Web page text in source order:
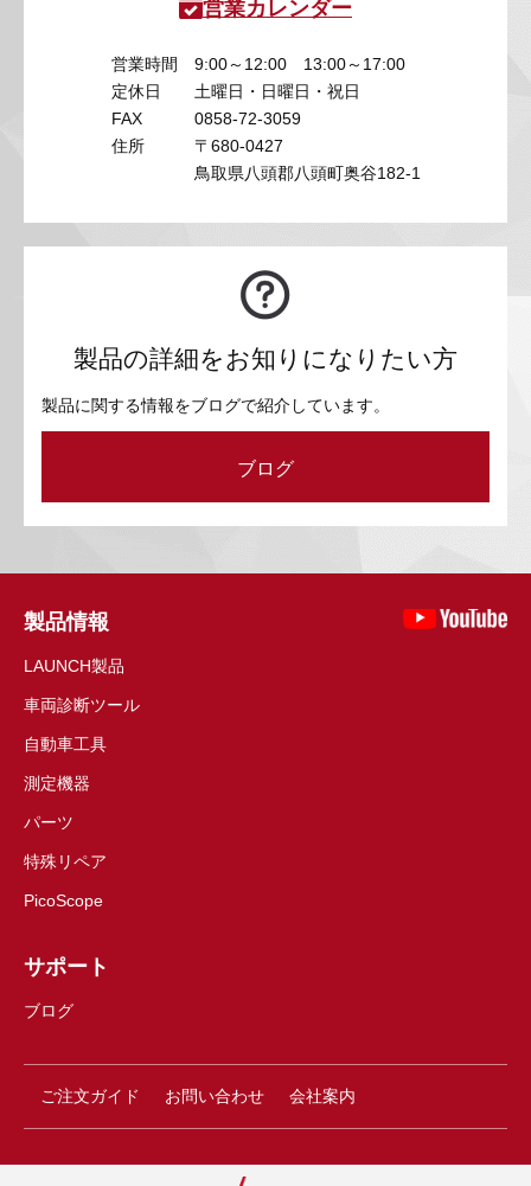
営業カレンダー
営業時間
9:00～12:00 13:00～17:00
定休日
土曜日・日曜日・祝日
FAX
0858-72-3059
住所
〒680-0427
鳥取県八頭郡八頭町奥谷182-1
製品の詳細をお知りになりたい方
製品に関する情報をブログで紹介しています。
ブログ
製品情報
LAUNCH製品
車両診断ツール
自動車工具
測定機器
パーツ
特殊リペア
PicoScope
サポート
ブログ
ご注文ガイド お問い合わせ 会社案内